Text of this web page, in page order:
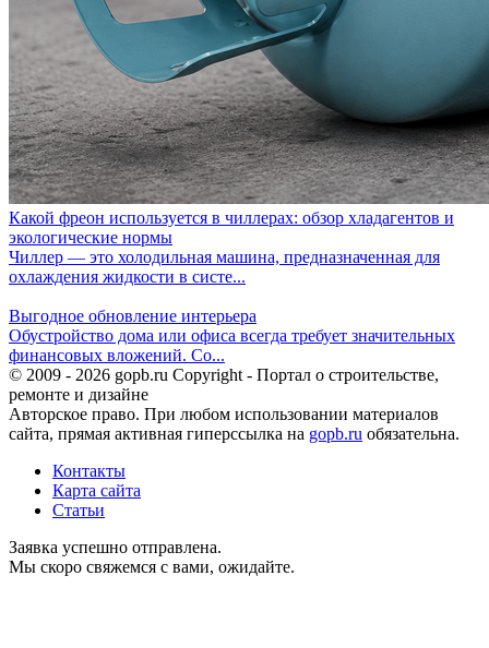
Какой фреон используется в чиллерах: обзор хладагентов и
экологические нормы
Чиллер — это холодильная машина, предназначенная для
охлаждения жидкости в систе...
Выгодное обновление интерьера
Обустройство дома или офиса всегда требует значительных
финансовых вложений. Со...
© 2009 - 2026 gopb.ru Copyright - Портал о строительстве,
ремонте и дизайне
Авторское право. При любом использовании материалов
сайта, прямая активная гиперссылка на gopb.ru обязательна.
Контакты
Карта сайта
Статьи
Заявка успешно отправлена.
Мы скоро свяжемся с вами, ожидайте.